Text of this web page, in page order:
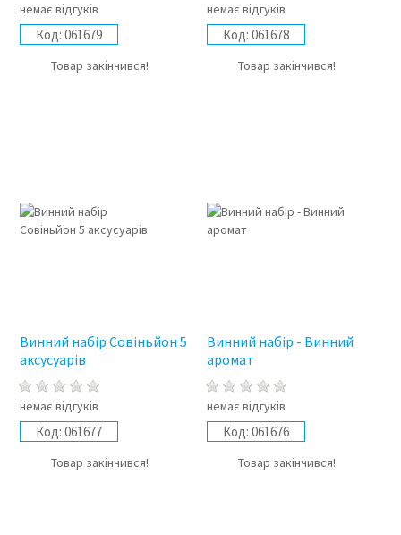
немає відгуків
Код: 061679
Товар закінчився!
немає відгуків
Код: 061678
Товар закінчився!
Винний набір Совіньйон 5
аксусуарів
немає відгуків
Код: 061677
Товар закінчився!
Винний набір - Винний
аромат
немає відгуків
Код: 061676
Товар закінчився!